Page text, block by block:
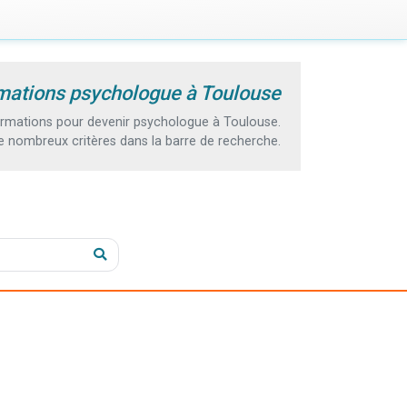
psychologue à Toulouse
pour devenir psychologue à Toulouse.
critères dans la barre de recherche.